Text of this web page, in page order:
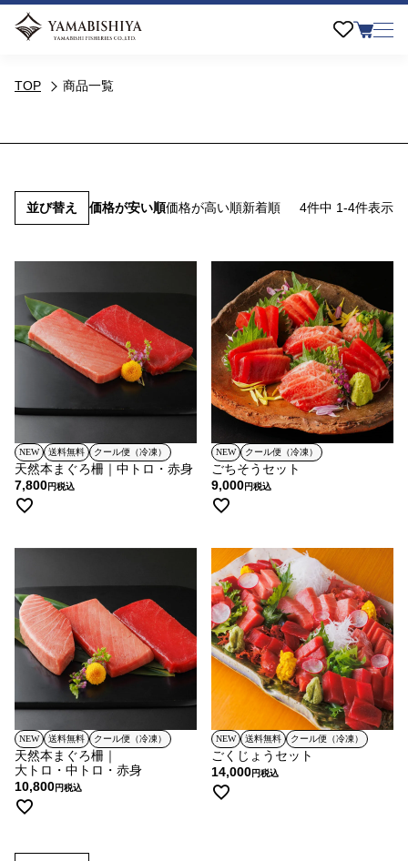
TOP 商品一覧
並び替え 価格が安い順価格が高い順新着順 4件中 1-4件表示
NEW 送料無料 クール便（冷凍）
天然本まぐろ柵｜中トロ・赤身
7,800
税込
NEW クール便（冷凍）
ごちそうセット
9,000
税込
NEW 送料無料 クール便（冷凍）
天然本まぐろ柵｜
大トロ・中トロ・赤身
10,800
税込
NEW 送料無料 クール便（冷凍）
ごくじょうセット
14,000
税込